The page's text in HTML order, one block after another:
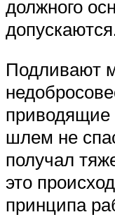
должного
Подливают
приводящие
шлем не
получал
это
принципа